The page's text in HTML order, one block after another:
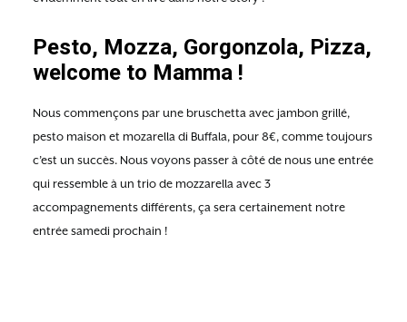
Pesto, Mozza, Gorgonzola, Pizza,
welcome to Mamma !
Nous commençons par une bruschetta avec jambon grillé,
pesto maison et mozarella di Buffala, pour 8€, comme toujours
c’est un succès. Nous voyons passer à côté de nous une entrée
qui ressemble à un trio de mozzarella avec 3
accompagnements différents, ça sera certainement notre
entrée samedi prochain !